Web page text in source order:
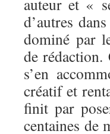
auteur et «
d’autres
dominé par
de rédaction.
s’en
créatif et
finit par
centaines de